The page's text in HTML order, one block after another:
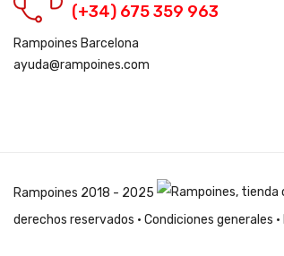
(+34) 675 359 963
Rampoines Barcelona
ayuda@rampoines.com
Rampoines 2018 - 2025
derechos reservados · Condiciones generales ·